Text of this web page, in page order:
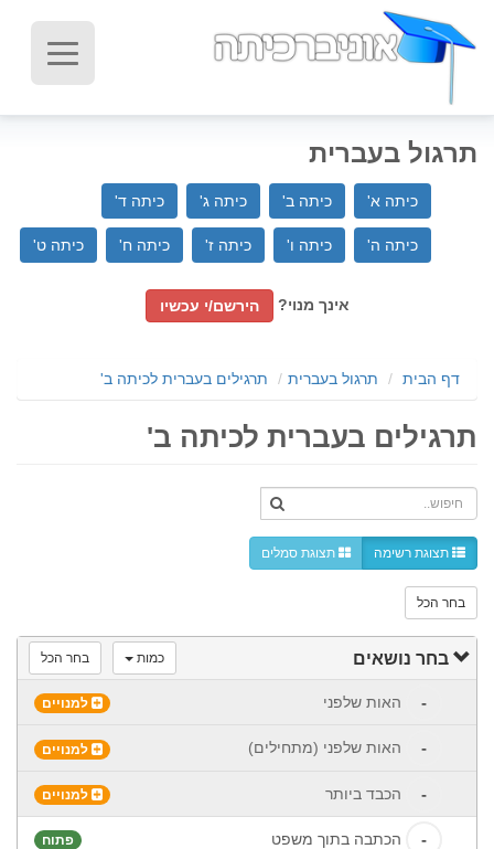
תרגול בעברית
כיתה א' כיתה ב' כיתה ג' כיתה ד'
כיתה ה' כיתה ו' כיתה ז' כיתה ח' כיתה ט'
אינך מנוי? הירשם/י עכשיו
דף הבית תרגול בעברית תרגילים בעברית לכיתה ב'
תרגילים בעברית לכיתה ב'
חיפוש..
תצוגת רשימה תצוגת סמלים
בחר הכל
בחר הכל כמות בחר נושאים
- האות שלפני למנויים
- האות שלפני (מתחילים) למנויים
- הכבד ביותר למנויים
- הכתבה בתוך משפט פתוח